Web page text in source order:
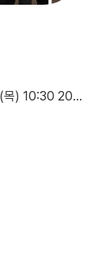
안녕하십니까 평생배움팀 임채홍입니다.29일(목) 10:30 2026년 프로그램 강사 간담회가 진행되었습니다.올해 간담회는 상호간의 인사를 시작으로 관장님 국장님은 환영인사와 복지관 소개, 장애인식개선 교육순으로 진행되었습니다.2025년에 이어 2026년에도 잘 부탁드립니다.^^